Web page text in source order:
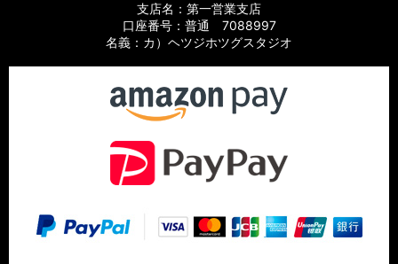
支店名：第一営業支店
口座番号：普通 7088997
名義：カ）ヘツジホツグスタジオ